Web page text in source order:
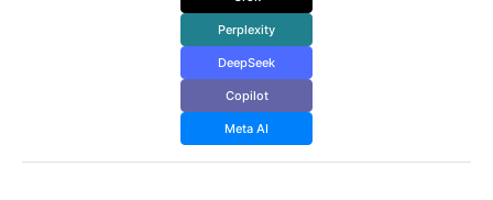
Perplexity
DeepSeek
Copilot
Meta AI